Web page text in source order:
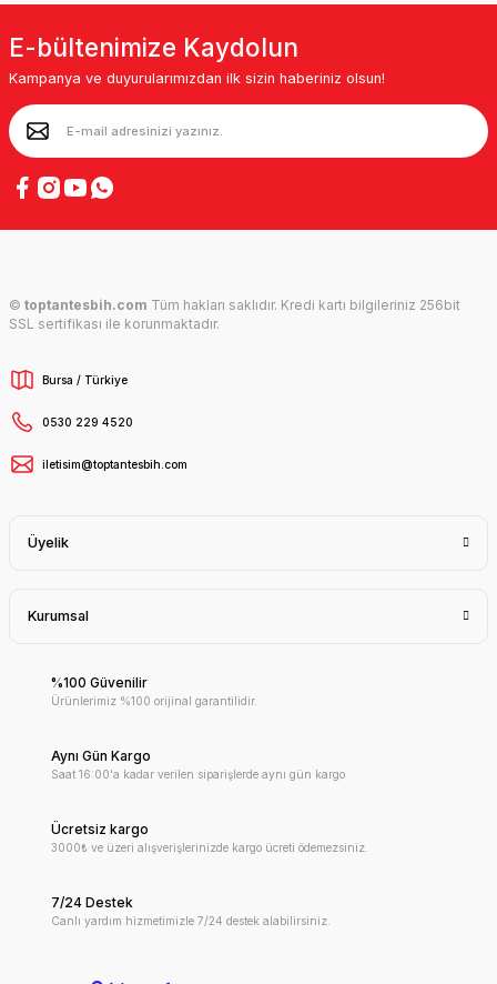
E-bültenimize Kaydolun
Kampanya ve duyurularımızdan ilk sizin haberiniz olsun!
© toptantesbih.com Tüm hakları saklıdır. Kredi kartı bilgileriniz 256bit
SSL sertifikası ile korunmaktadır.
Bursa / Türkiye
0530 229 4520
iletisim@toptantesbih.com
Üyelik
Kurumsal
%100 Güvenilir
Ürünlerimiz %100 orijinal garantilidir.
Aynı Gün Kargo
Saat 16:00'a kadar verilen siparişlerde aynı gün kargo
Ücretsiz kargo
3000₺ ve üzeri alışverişlerinizde kargo ücreti ödemezsiniz.
7/24 Destek
Canlı yardım hizmetimizle 7/24 destek alabilirsiniz.